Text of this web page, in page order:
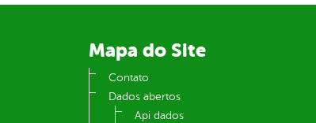
Mapa do Site
Contato
Dados abertos
Api dados